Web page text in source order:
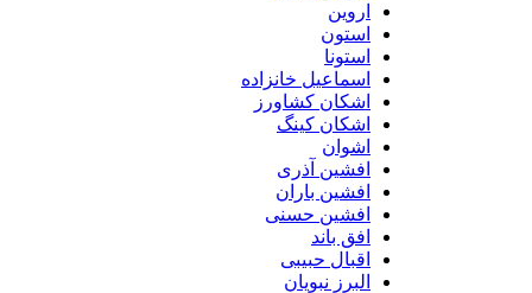
اسماعیل خانزاده
اشکان کشاورز
اشکان کینگ
افشین آذری
افشین باران
افشین حسنی
افق باند
اقبال حبیبی
البرز نبویان